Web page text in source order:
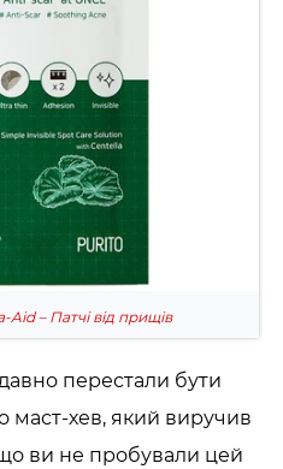
– Патчі від прищів
перестали бути
хев, який виручив
ви не пробували цей